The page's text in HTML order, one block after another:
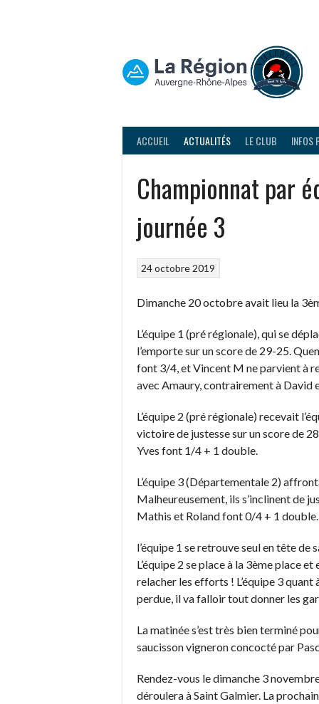
ACCUEIL ACTUALITÉS LE CLUB INFOS
Championnat par
journée 3
24 octobre 2019
Dimanche 20 octobre avait lieu la
L’équipe 1 (pré régionale), qui se
l’emporte sur un score de 29-25.
font 3/4, et Vincent M ne parvient à
avec Amaury, contrairement à David
L’équipe 2 (pré régionale) recevait
victoire de justesse sur un score de
Yves font 1/4 + 1 double.
L’équipe 3 (Départementale 2)
Malheureusement, ils s’inclinent de
Mathis et Roland font 0/4 + 1
l’équipe 1 se retrouve seul en tête
L’équipe 2 se place à la 3ème place
relacher les efforts ! L’équipe 3 quant
perdue, il va falloir tout donner les
La matinée s’est très bien terminé
saucisson vigneron concocté par
Rendez-vous le dimanche 3
déroulera à Saint Galmier. La